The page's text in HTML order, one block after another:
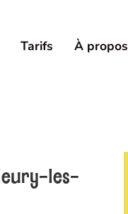
Tarifs À propos
les-